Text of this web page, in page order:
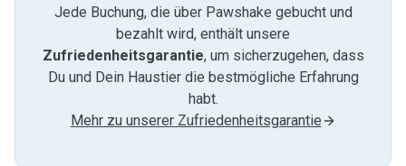
Jede Buchung, die über Pawshake gebucht und
bezahlt wird, enthält unsere
Zufriedenheitsgarantie, um sicherzugehen, dass
Du und Dein Haustier die bestmögliche Erfahrung
habt.
Mehr zu unserer Zufriedenheitsgarantie